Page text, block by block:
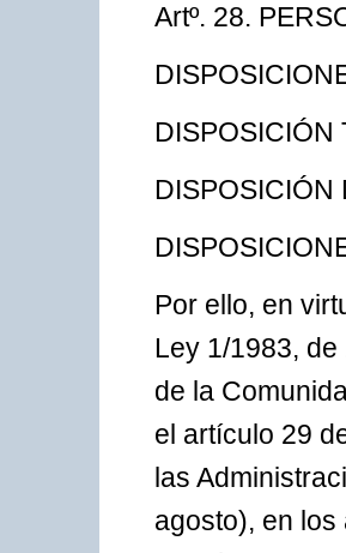
Artº. 28.
DISPOSICIÓN
DISPOSICIÓN
Por ello, en
Ley 1/1983,
de la
el artículo 29
las
agosto), en